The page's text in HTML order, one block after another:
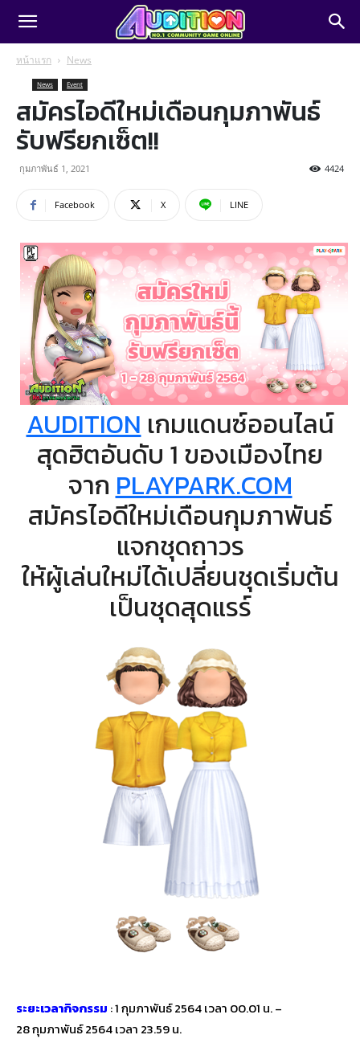
หน้าแรก News
News Event
สมัครไอดีใหม่เดือนกุมภาพันธ์
รับฟรียกเซ็ต!!
กุมภาพันธ์ 1, 2021 4424
Facebook X LINE
AUDITIONเกมแดนซ์ออนไลน์
สุดฮิตอันดับ 1 ของเมืองไทย
จากPLAYPARK.COM
สมัครไอดีใหม่เดือนกุมภาพันธ์
แจกชุดถาวร
ให้ผู้เล่นใหม่ได้เปลี่ยนชุดเริ่มต้น
เป็นชุดสุดแรร์
ระยะเวลากิจกรรม : 1 กุมภาพันธ์ 2564 เวลา 00.01 น. –
28 กุมภาพันธ์ 2564 เวลา 23.59 น.